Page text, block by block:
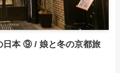
日本 ⑨ / 娘と冬の京都旅